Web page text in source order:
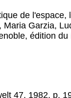
de
Maria Garzia,
édition
47, 1982, p.